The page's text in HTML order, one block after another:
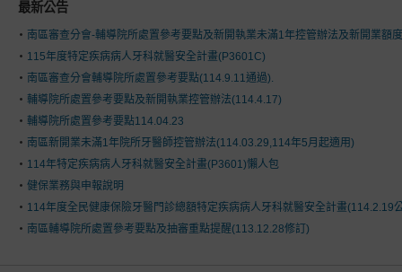
最新公告
南區審查分會-輔導院所處置參考要點及新開執業未滿1年控管辦法及新開業額
115年度特定疾病病人牙科就醫安全計畫(P3601C)
南區審查分會輔導院所處置參考要點(114.9.11通過).
輔導院所處置參考要點及新開執業控管辦法(114.4.17)
輔導院所處置參考要點114.04.23
南區新開業未滿1年院所牙醫師控管辦法(114.03.29,114年5月起適用)
114年特定疾病病人牙科就醫安全計畫(P3601)懶人包
健保業務與申報說明
114年度全民健康保險牙醫門診總額特定疾病病人牙科就醫安全計畫(114.2.19
南區輔導院所處置參考要點及抽審重點提醒(113.12.28修訂)